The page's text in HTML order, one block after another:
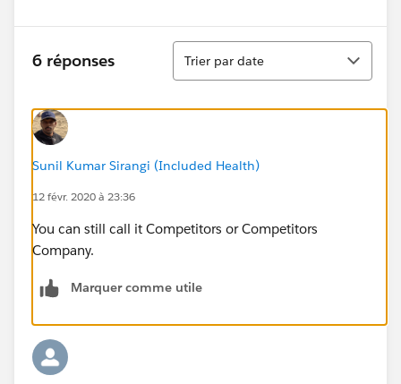
6 réponses
Tri
Trier par date
Sunil Kumar Sirangi (Included Health)
12 févr. 2020 à 23:36
You can still call it Competitors or Competitors
Company.
Marquer comme utile